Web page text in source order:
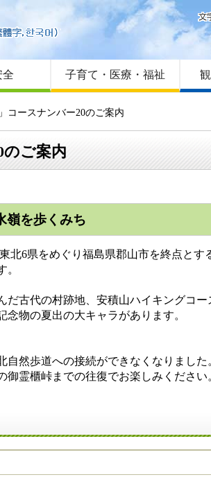
はじめての方へ
Foreign language
サイトマップ
全 子育て・医療・福祉
コースナンバー20のご案内
のご案内
嶺を歩くみち
6県をめぐり福島県郡山市を終点と
古代の村跡地、安積山ハイキングコ
物の夏出の大キャラがあります。
然歩道への接続ができなくなりました
霊櫃峠までの往復でお楽しみください